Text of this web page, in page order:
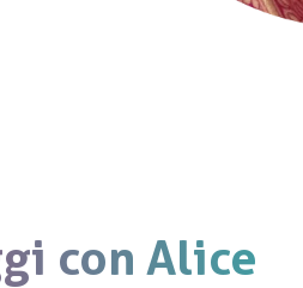
con Alice